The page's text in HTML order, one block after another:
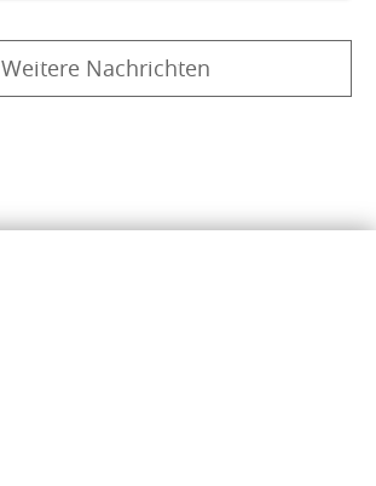
Weitere Nachrichten